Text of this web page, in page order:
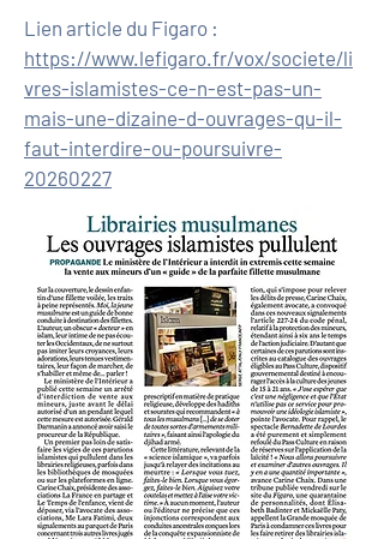
Lien article du Figaro :
https://www.lefigaro.fr/vox/societe/li
vres-islamistes-ce-n-est-pas-un-
mais-une-dizaine-d-ouvrages-qu-il-
faut-interdire-ou-poursuivre-
20260227